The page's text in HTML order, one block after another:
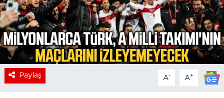
Paylaş A- A+